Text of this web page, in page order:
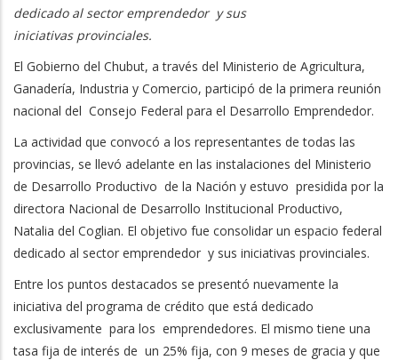
dedicado al sector emprendedor y sus
iniciativas provinciales.
El Gobierno del Chubut, a través del Ministerio de Agricultura,
Ganadería, Industria y Comercio, participó de la primera reunión
nacional del Consejo Federal para el Desarrollo Emprendedor.
La actividad que convocó a los representantes de todas las
provincias, se llevó adelante en las instalaciones del Ministerio
de Desarrollo Productivo de la Nación y estuvo presidida por la
directora Nacional de Desarrollo Institucional Productivo,
Natalia del Coglian. El objetivo fue consolidar un espacio federal
dedicado al sector emprendedor y sus iniciativas provinciales.
Entre los puntos destacados se presentó nuevamente la
iniciativa del programa de crédito que está dedicado
exclusivamente para los emprendedores. El mismo tiene una
tasa fija de interés de un 25% fija, con 9 meses de gracia y que